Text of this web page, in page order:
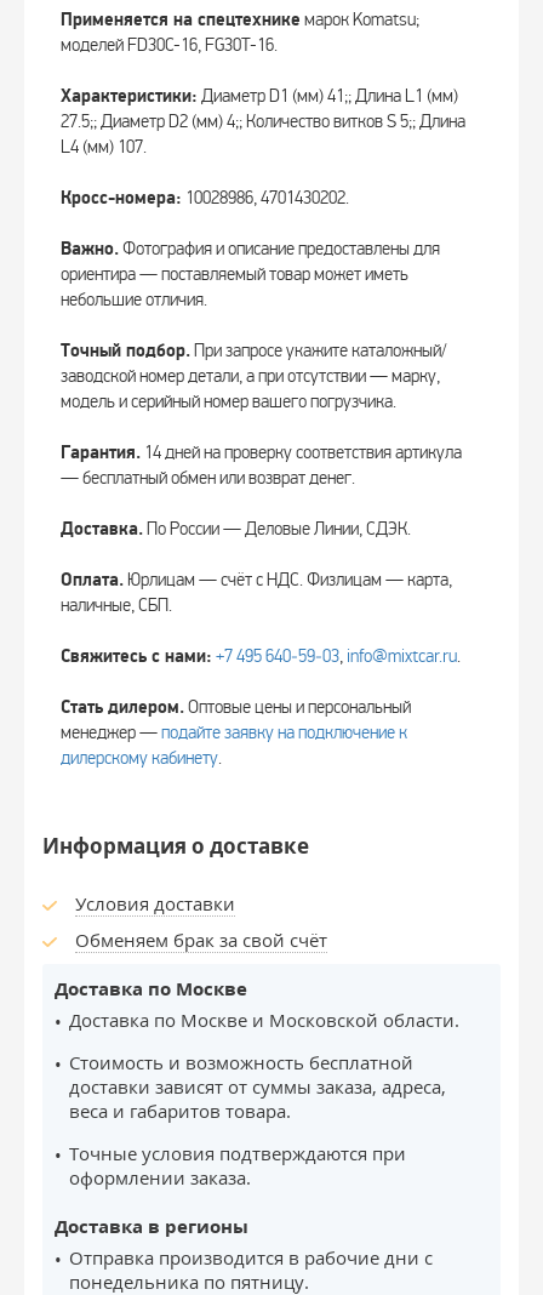
Применяется на спецтехнике марок Komatsu;
моделей FD30C-16, FG30T-16.
Характеристики: Диаметр D1 (мм) 41;; Длина L1 (мм)
27.5;; Диаметр D2 (мм) 4;; Количество витков S 5;; Длина
L4 (мм) 107.
Кросс-номера: 10028986, 4701430202.
Важно.Фотография и описание предоставлены для
ориентира — поставляемый товар может иметь
небольшие отличия.
Точный подбор.При запросе укажите каталожный/
заводской номер детали, а при отсутствии — марку,
модель и серийный номер вашего погрузчика.
Гарантия. 14 дней на проверку соответствия артикула
— бесплатный обмен или возврат денег.
Доставка.По России — Деловые Линии, СДЭК.
Оплата. Юрлицам — счёт с НДС. Физлицам — карта,
наличные, СБП.
Свяжитесь с нами: +7 495 640‑59‑03, info@mixtcar.ru.
Стать дилером.Оптовые цены и персональный
менеджер —подайте заявку на подключение к
дилерскому кабинету.
Информация о доставке
Условия доставки
Обменяем брак за свой счёт
Доставка по Москве
Доставка по Москве и Московской области.
Стоимость и возможность бесплатной
доставки зависят от суммы заказа, адреса,
веса и габаритов товара.
Точные условия подтверждаются при
оформлении заказа.
Доставка в регионы
Отправка производится в рабочие дни с
понедельника по пятницу.